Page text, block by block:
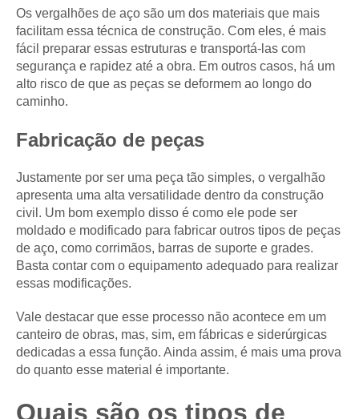
Os vergalhões de aço são um dos materiais que mais
facilitam essa técnica de construção. Com eles, é mais
fácil preparar essas estruturas e transportá-las com
segurança e rapidez até a obra. Em outros casos, há um
alto risco de que as peças se deformem ao longo do
caminho.
Fabricação de peças
Justamente por ser uma peça tão simples, o vergalhão
apresenta uma alta versatilidade dentro da construção
civil. Um bom exemplo disso é como ele pode ser
moldado e modificado para fabricar outros tipos de peças
de aço, como corrimãos, barras de suporte e grades.
Basta contar com o equipamento adequado para realizar
essas modificações.
Vale destacar que esse processo não acontece em um
canteiro de obras, mas, sim, em fábricas e siderúrgicas
dedicadas a essa função. Ainda assim, é mais uma prova
do quanto esse material é importante.
Quais são os tipos de